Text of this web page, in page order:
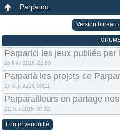
Parparou
Version bureau
FORUMS
Parparici les jeux publiés par
25 Nov 2016, 22:00
Parparlà les projets de
17 Sep 2016, 00:11
Parparailleurs on partage
21 Jan 2015, 00:32
Forum verrouillé